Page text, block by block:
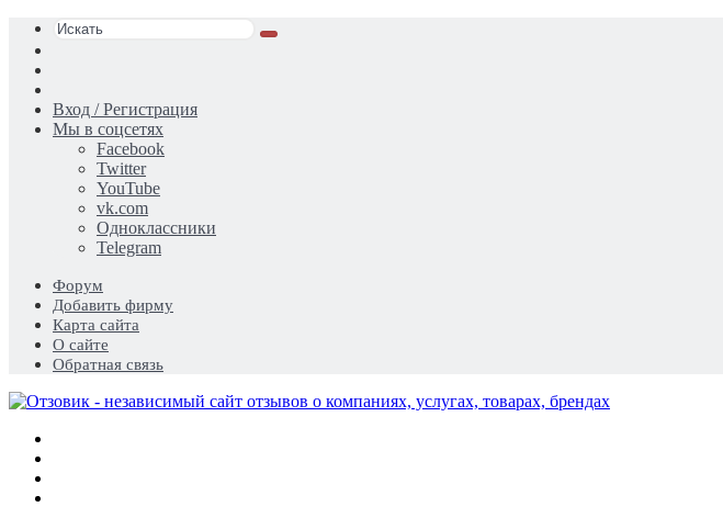
Искать
статья
Вход / Регистрация
Мы в соцсетях
Facebook
Twitter
YouTube
vk.com
Одноклассники
Telegram
Форум
Добавить фирму
Карта сайта
О сайте
Обратная связь